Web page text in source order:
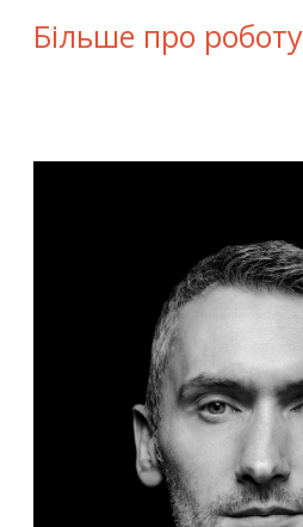
для боротьби. У цьому
також про пошуки нової
українців у сучасному
майорить». Чорно-біле
слугує метафорою зміни
що зумовлене війною.
найрізноманітніші
кольору: довжини синіх і
хвиль; хімічні формули
пігментів, як берлінська
жовтий; польові квіти
рухи мовою жестів;
дальтонізмом; формули
Більше про роботу